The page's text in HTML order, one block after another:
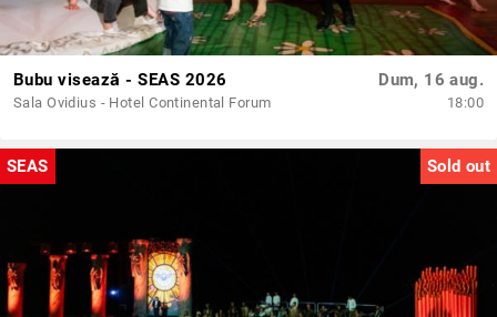
Bubu visează - SEAS 2026
Sala Ovidius - Hotel Continental Forum
Dum, 16 aug.
18:00
SEAS Sold out